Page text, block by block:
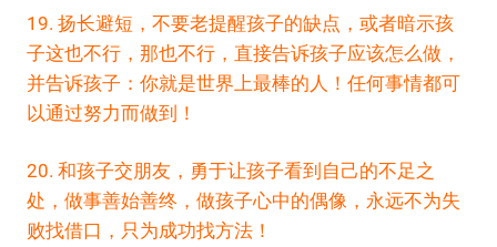
19. 扬长避短，不要老提醒孩子的缺点，或者暗示孩
子这也不行，那也不行，直接告诉孩子应该怎么做，
并告诉孩子：你就是世界上最棒的人！任何事情都可
以通过努力而做到！
20. 和孩子交朋友，勇于让孩子看到自己的不足之
处，做事善始善终，做孩子心中的偶像，永远不为失
败找借口，只为成功找方法！